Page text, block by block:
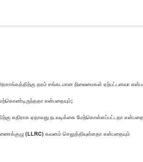
தரம் சங்கடமான நிலைமைகள் ஏற்பட்டனவா
என்பதையும்;
எதிராக ஏதாவது நடவடிக்கை மேற்கொள்ளப்பட்டதா
(LLRC) கவனம் செலுத்தியுள்ளதா என்பதையும்